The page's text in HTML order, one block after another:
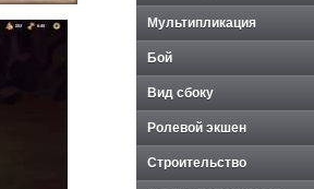
Мультипликация
Бой
Вид сбоку
Ролевой экшен
Строительство